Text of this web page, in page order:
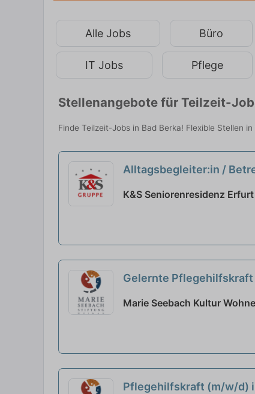
Alle Jobs Büro
IT Jobs Pflege
Stellenangebote für Teilzeit-
Finde Teilzeit-Jobs in Bad Berka! Flexible Stellen
Alltagsbegleiter:in /
K&S Seniorenresidenz
Gelernte
Marie Seebach Kultur
Pflegehilfskraft (m/w/d)